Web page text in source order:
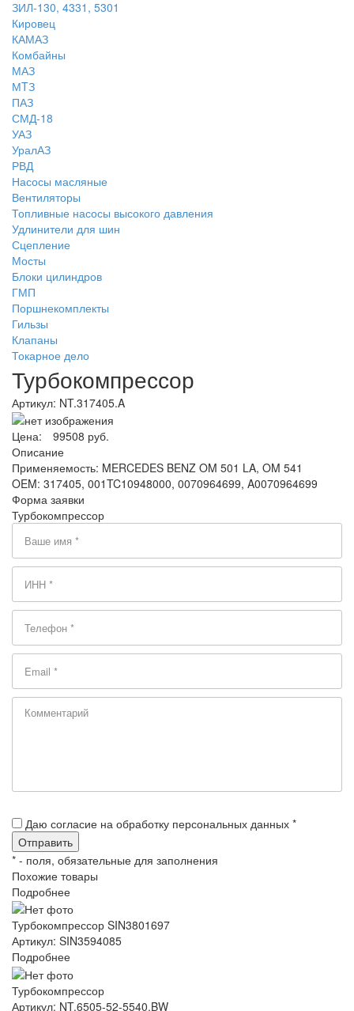
ЗИЛ-130, 4331, 5301
Кировец
КАМАЗ
Комбайны
МАЗ
МTЗ
ПАЗ
СМД-18
УАЗ
УралАЗ
РВД
Насосы масляные
Вентиляторы
Топливные насосы высокого давления
Удлинители для шин
Сцепление
Мосты
Блоки цилиндров
ГМП
Поршнекомплекты
Гильзы
Клапаны
Токарное дело
Турбокомпрессор
Артикул: NT.317405.A
Цена:
99508 руб.
Описание
Применяемость: MERCEDES BENZ OM 501 LA, OM 541
OEM: 317405, 001TC10948000, 0070964699, A0070964699
Форма заявки
Турбокомпрессор
Даю согласие на обработку персональных данных *
* - поля, обязательные для заполнения
Похожие товары
Подробнее
Турбокомпрессор SIN3801697
Артикул: SIN3594085
Подробнее
Турбокомпрессор
Артикул: NT.6505-52-5540.BW